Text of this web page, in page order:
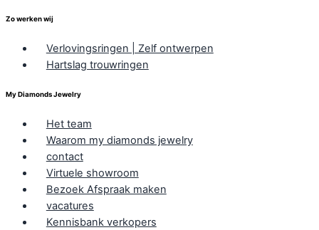
Zo werken wij
Verlovingsringen | Zelf ontwerpen
Hartslag trouwringen
My Diamonds Jewelry
Het team
Waarom my diamonds jewelry
contact
Virtuele showroom
Bezoek Afspraak maken
vacatures
Kennisbank verkopers